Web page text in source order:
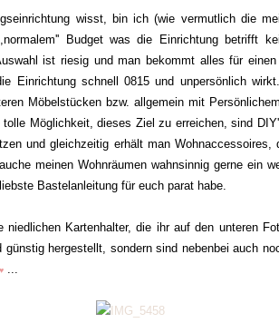
wisst, bin ich (wie vermutlich die
Budget was die Einrichtung betrifft
ist riesig und man bekommt alles für
Einrichtung schnell 0815 und unpersönlich
Möbelstücken bzw. allgemein mit
Möglichkeit, dieses Ziel zu erreichen, sind
und gleichzeitig erhält man Wohnaccessoires,
meinen Wohnräumen wahnsinnig gerne ein
Bastelanleitung für euch parat habe.
Kartenhalter, die ihr auf den unteren
hergestellt, sondern sind nebenbei auch
♥ ...